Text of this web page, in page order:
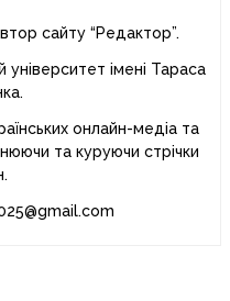
сайту “Редактор”.
університет імені Тараса
онлайн-медіа та
та куруючи стрічки